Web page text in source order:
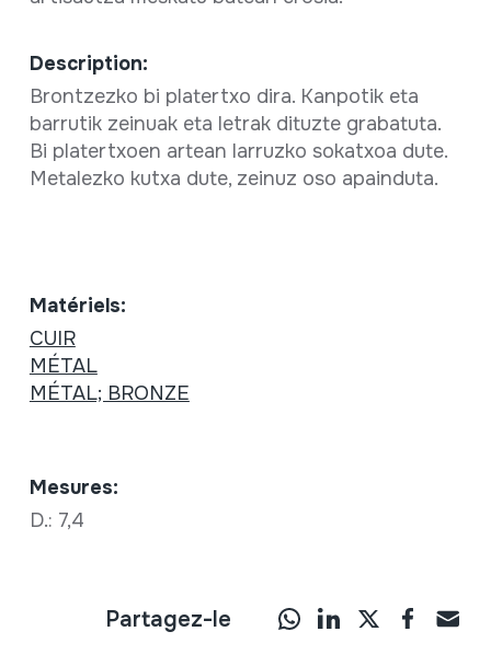
Description:
Brontzezko bi platertxo dira. Kanpotik eta
barrutik zeinuak eta letrak dituzte grabatuta.
Bi platertxoen artean larruzko sokatxoa dute.
Metalezko kutxa dute, zeinuz oso apainduta.
Matériels:
CUIR
MÉTAL
MÉTAL; BRONZE
Mesures:
D.: 7,4
Partagez-le